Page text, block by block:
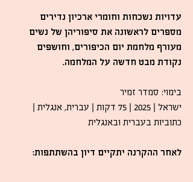
עדויות נשכחות וחומרי ארכיון נדירים
מספרים לראשונה את סיפוריהן של נשים
מעורף מלחמת יום הכיפורים, וחושפים
נקודת מבט חדשה על המלחמה.
בימוי: סמדר זמיר
ישראל | 2025 | 75 דקות | עברית, אנגלית |
כתוביות בעברית ובאנגלית
לאחר ההקרנה יתקיים דיון בהשתתפות: